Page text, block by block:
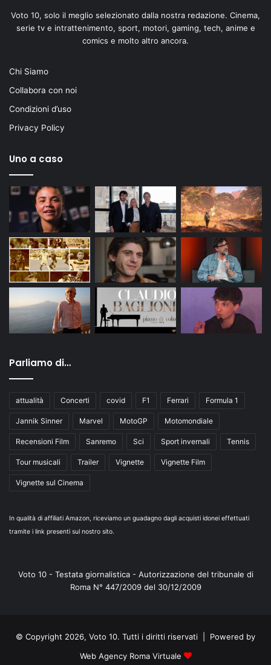
Voto 10, solo il meglio selezionato dalla nostra redazione. Cinema,
serie tv e intrattenimento, sport, motori, gaming, tech, anime e
comics e molto altro ancora.
Chi Siamo
Collabora con noi
Condizioni d’uso
Privacy Policy
Uno a caso
Parliamo di…
attualità Concerti covid F1 Ferrari Formula 1
Jannik Sinner Marvel MotoGP Motomondiale
Recensioni Film Sanremo Sci Sport invernali Tennis
Tour musicali Trailer Vignette Vignette Film
Vignette sul Cinema
In qualità di affiliati Amazon, riceviamo un guadagno dagli acquisti idonei effettuati
tramite i link presenti sul nostro sito.
Voto 10 - Testata giornalistica - Autorizzazione del tribunale di
Roma N° 447/2009 del 30/12/2009
© Copyright 2026, Voto 10. Tutti i diritti riservati | Powered by
Web Agency Roma Virtuale